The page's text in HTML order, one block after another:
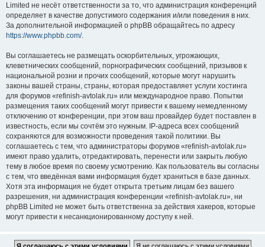
Limited не несёт ответственности за то, что администрация конференций
определяет в качестве допустимого содержания и/или поведения в них.
За дополнительной информацией о phpBB обращайтесь по адресу
https://www.phpbb.com/.
Вы соглашаетесь не размещать оскорбительных, угрожающих,
клеветнических сообщений, порнографических сообщений, призывов к
национальной розни и прочих сообщений, которые могут нарушить
законы вашей страны, страны, которая предоставляет услуги хостинга
для форумов «refinish-avtolak.ru» или международное право. Попытки
размещения таких сообщений могут привести к вашему немедленному
отключению от конференции, при этом ваш провайдер будет поставлен в
известность, если мы сочтём это нужным. IP-адреса всех сообщений
сохраняются для возможности проведения такой политики. Вы
соглашаетесь с тем, что администраторы форумов «refinish-avtolak.ru»
имеют право удалить, отредактировать, перенести или закрыть любую
тему в любое время по своему усмотрению. Как пользователь вы согласны
с тем, что введённая вами информация будет храниться в базе данных.
Хотя эта информация не будет открыта третьим лицам без вашего
разрешения, ни администрация конференции «refinish-avtolak.ru», ни
phpBB Limited не может быть ответственна за действия хакеров, которые
могут привести к несанкционированному доступу к ней.